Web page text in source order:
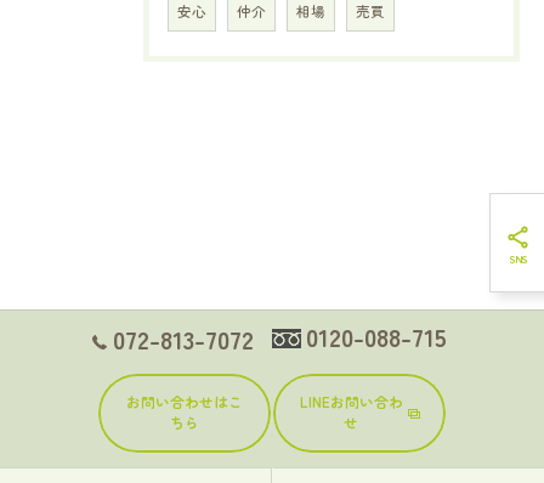
安心 仲介 相場 売買
072-813-7072 0120-088-715
お問い合わせはこ
ちら
LINEお問い合わ
せ